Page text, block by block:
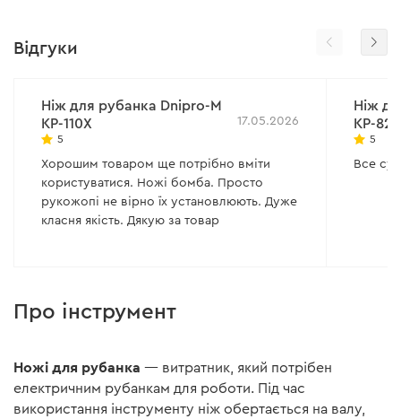
Відгуки
Ніж для рубанкa Dnipro-M
KP-110X
5
17.05.2026
Хорошим товаром ще потрібно вміти
користуватися. Ножі бомба. Просто
рукожопі не вірно їх установлюють. Дуже
класня якість. Дякую за товар
Ніж
KP-82X
5
Все
Про інструмент
Ножі для рубанка — витратник, який потрібен
електричним рубанкам для роботи. Під час
використання інструменту ніж обертається на валу,